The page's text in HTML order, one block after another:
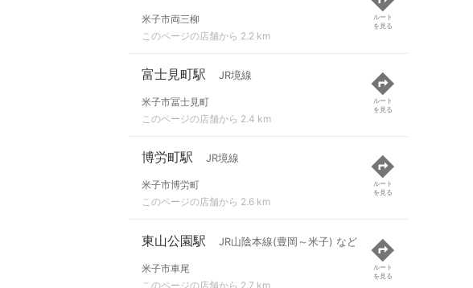
米子市両三柳
このページの店舗から 2.2 km
ルート
を見る
富士見町駅 JR境線
米子市冨士見町
このページの店舗から 2.4 km
ルート
を見る
博労町駅 JR境線
米子市博労町
このページの店舗から 2.6 km
ルート
を見る
東山公園駅 JR山陰本線(豊岡～米子) など
米子市車尾
このページの店舗から 2.7 km
ルート
を見る